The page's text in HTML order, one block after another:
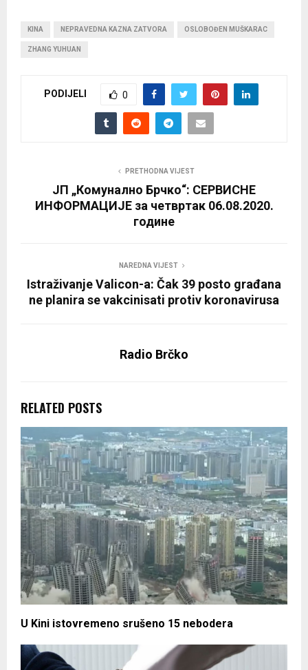
KINA NEPRAVEDNA KAZNA ZATVORA OSLOBOĐEN MUŠKARAC
ZHANG YUHUAN
PODIJELI 0
PRETHODNA VIJEST
ЈП „Комунално Брчко“: СЕРВИСНЕ
ИНФОРМАЦИЈЕ за четвртак 06.08.2020.
године
NAREDNA VIJEST
Istraživanje Valicon-a: Čak 39 posto građana
ne planira se vakcinisati protiv koronavirusa
Radio Brčko
RELATED POSTS
U Kini istovremeno srušeno 15 nebodera